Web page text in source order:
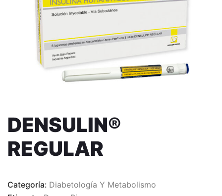
DENSULIN®
REGULAR
Categoría: Diabetología Y Metabolismo